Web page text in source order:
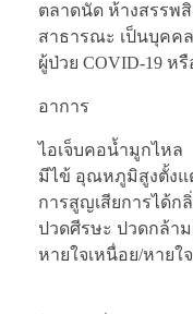
ตลาดนัด ห้างสรรพ
สาธารณะ เป็นบุคค
ผู้ป่วย COVID-19 ห
อาการ
ไอเจ็บคอน้ำมูกไหล
มีไข้ อุณหภูมิสูงตั้งแ
การสูญเสียการได้ก
ปวดศีรษะ ปวดกล้าม
หายใจเหนื่อย/หายใจ